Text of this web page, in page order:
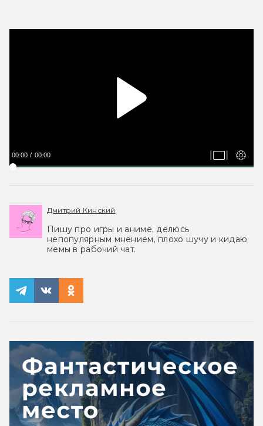
00:00 00:00
Дмитрий Кинский
Пишу про игры и аниме, делюсь
непопулярным мнением, плохо шучу и кидаю
мемы в рабочий чат.